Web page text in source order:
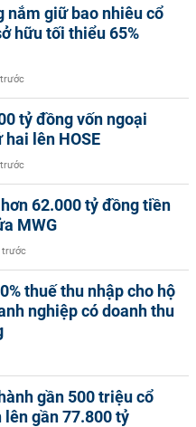
nắm giữ bao nhiêu cổ
hữu tối thiểu 65%
tỷ đồng vốn ngoại
lên HOSE
62.000 tỷ đồng tiền
MWG
trước
thuế thu nhập cho hộ
nghiệp có doanh thu
gần 500 triệu cổ
lên gần 77.800 tỷ